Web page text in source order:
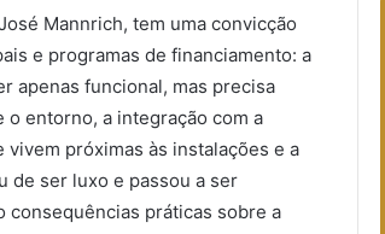
Mannrich, tem uma convicção
e programas de financiamento: a
apenas funcional, mas precisa
entorno, a integração com a
próximas às instalações e a
de ser luxo e passou a ser
práticas sobre a